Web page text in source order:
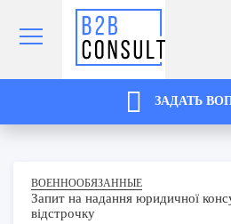
ЗАДАТЬ
ВОЕННООБЯЗАННЫЕ
Запит на надання юридичної
відстрочку